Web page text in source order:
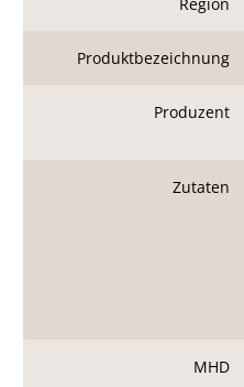
Produktbezeichnung
Produzent
Zutaten
MHD